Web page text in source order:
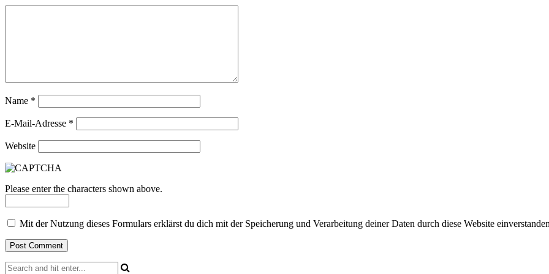
Name *
E-Mail-Adresse *
Website
Please enter the characters shown above.
Mit der Nutzung dieses Formulars erklärst du dich mit der Speicherung und Verarbeitung deiner Daten durch diese Website